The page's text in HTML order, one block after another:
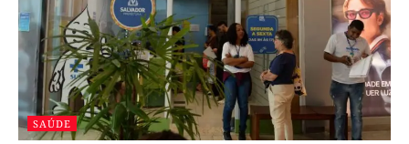
SAÚDE